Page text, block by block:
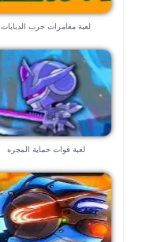
لعبة مغامرات حرب الدبابات
لعبة قوات حماية المجره